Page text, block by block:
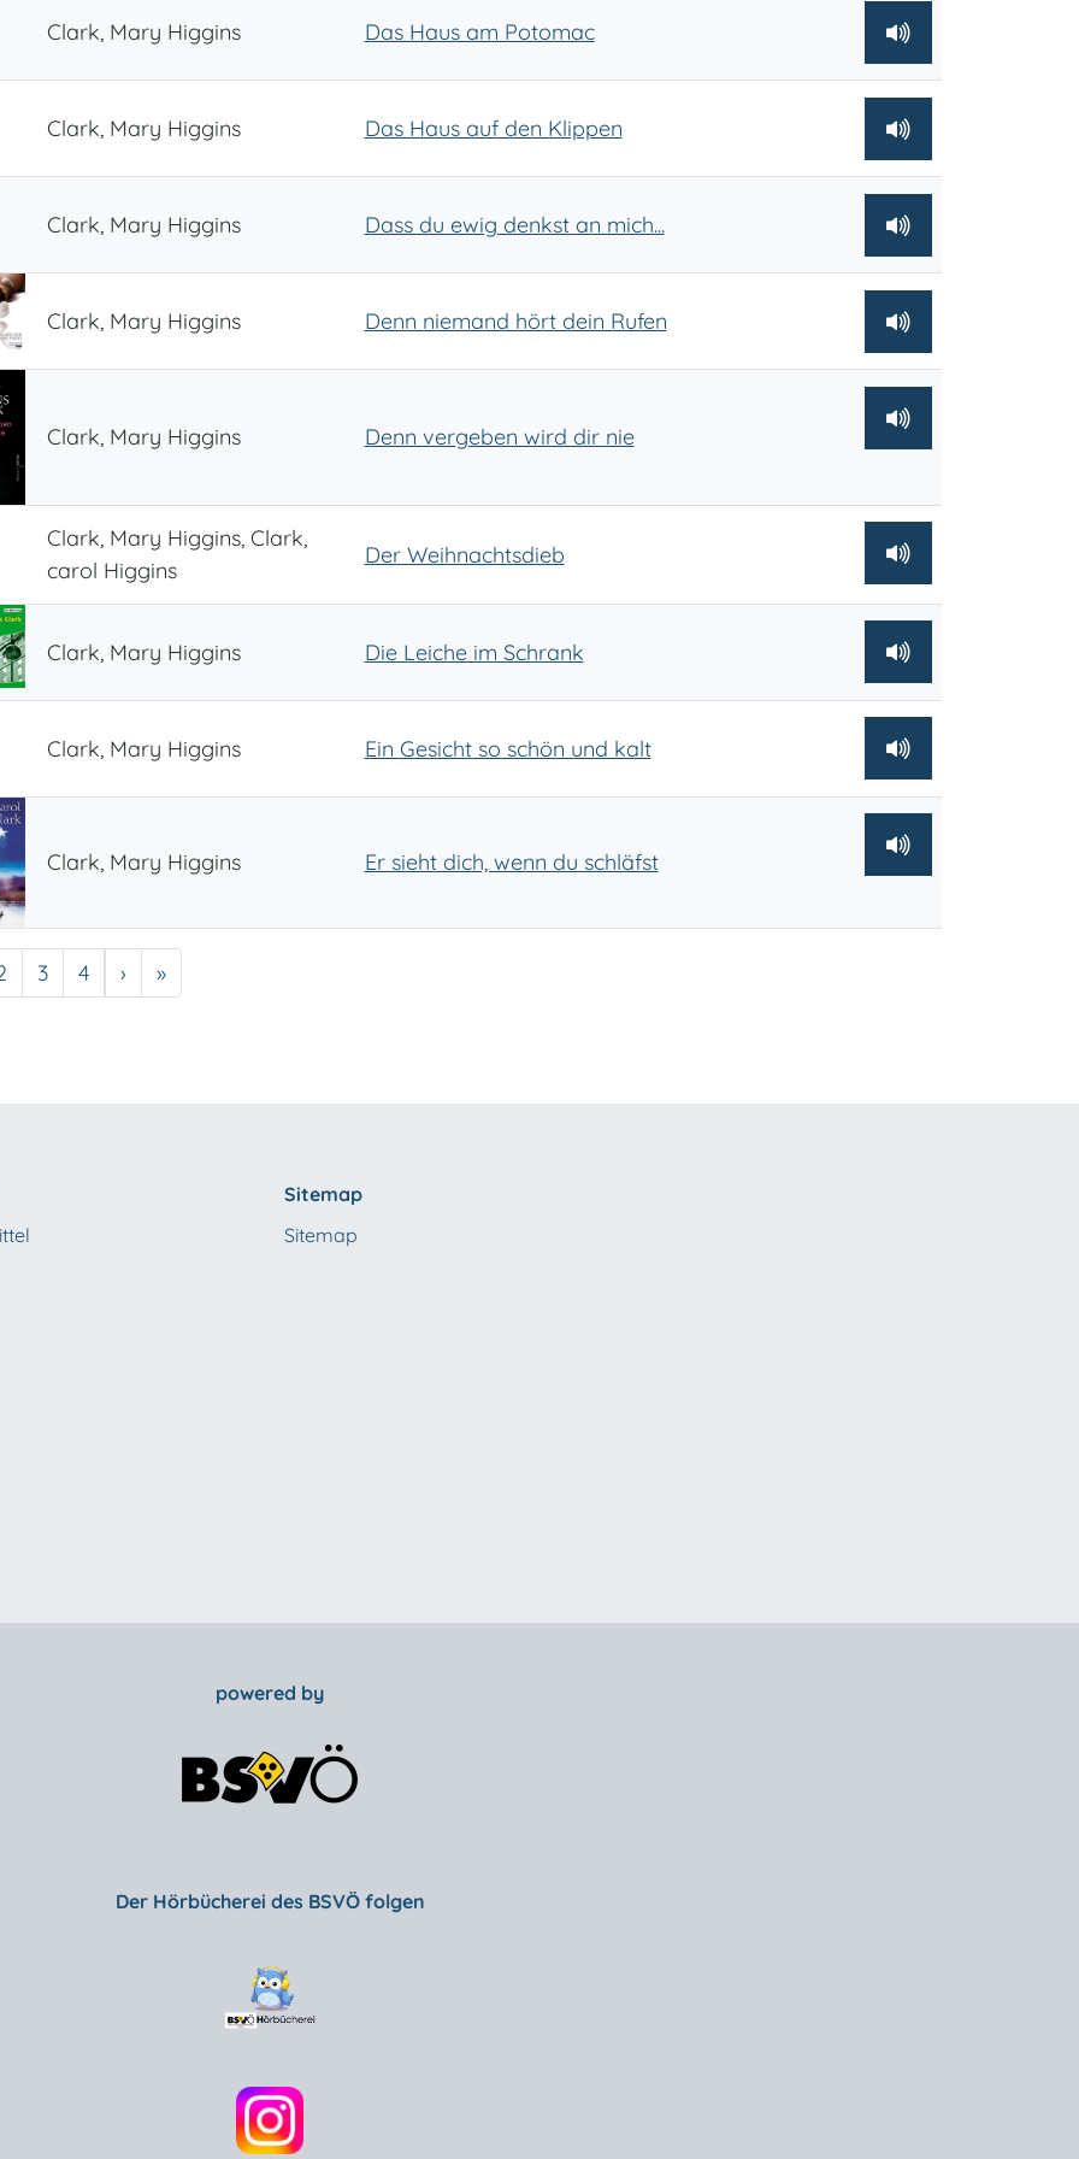
Clark, Mary Higgins Das Haus am Potomac
Clark, Mary Higgins Das Haus auf den Klippen
Clark, Mary Higgins Dass du ewig denkst an mich...
Clark, Mary Higgins Denn niemand hört dein Rufen
Clark, Mary Higgins Denn vergeben wird dir nie
Clark, Mary Higgins, Clark,
carol Higgins
Der Weihnachtsdieb
Clark, Mary Higgins Die Leiche im Schrank
Clark, Mary Higgins Ein Gesicht so schön und kalt
Clark, Mary Higgins Er sieht dich, wenn du schläfst
Seite
3 Seite
4 › Nächste Seite
»Letzte Seite
Sitemap
Sitemap
powered by
Der Hörbücherei des BSVÖ folgen